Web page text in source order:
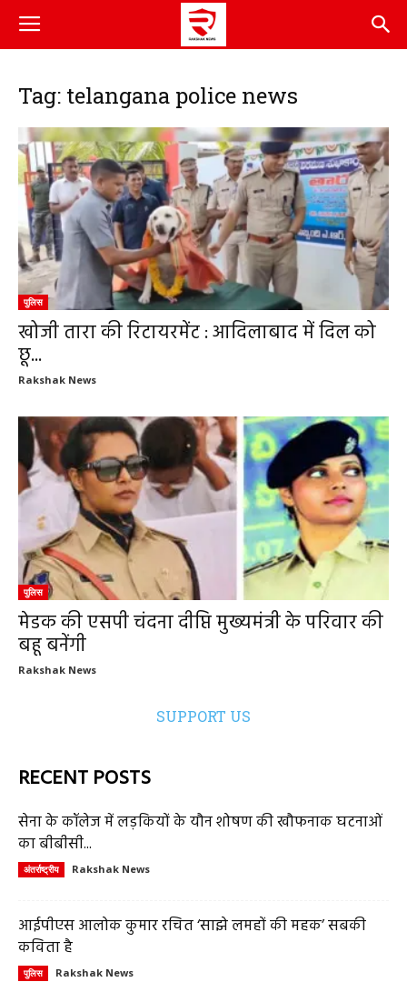
Tag: telangana police news
पुलिस
खोजी तारा की रिटायरमेंट : आदिलाबाद में दिल को
छू...
Rakshak News
पुलिस
मेडक की एसपी चंदना दीप्ति मुख्यमंत्री के परिवार की
बहू बनेंगी
Rakshak News
SUPPORT US
RECENT POSTS
सेना के कॉलेज में लड़कियों के यौन शोषण की खौफनाक घटनाओं
का बीबीसी...
अंतर्राष्ट्रीय Rakshak News
आईपीएस आलोक कुमार रचित ‘साझे लमहों की महक’ सबकी
कविता है
पुलिस Rakshak News